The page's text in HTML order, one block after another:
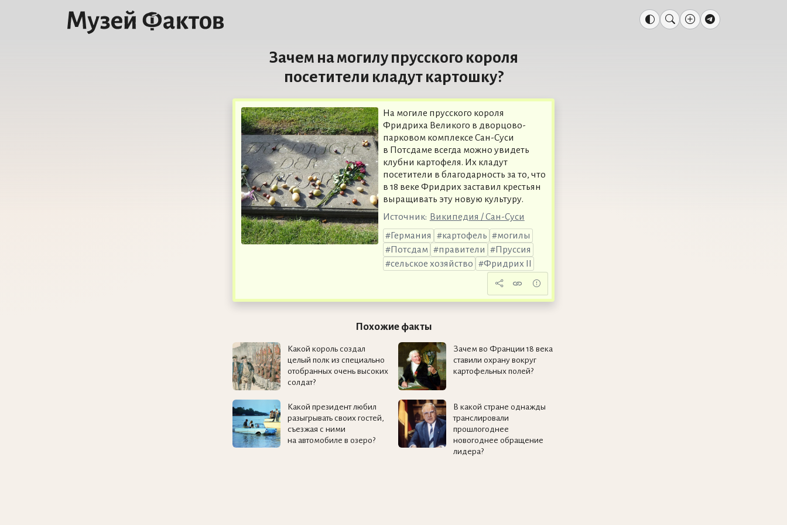
Зачем на могилу прусского короля
посетители кладут картошку?
На могиле прусского короля
Фридриха Великого в дворцово-
парковом комплексе Сан-Суси
в Потсдаме всегда можно увидеть
клубни картофеля. Их кладут
посетители в благодарность за то, что
в 18 веке Фридрих заставил крестьян
выращивать эту новую культуру.
Источник: Википедия / Сан-Суси
Германия
картофель
могилы
Потсдам
правители
Пруссия
сельское хозяйство
Фридрих II
Похожие факты
Какой король создал
целый полк из специально
отобранных очень высоких
солдат?
Зачем во Франции 18 века
ставили охрану вокруг
картофельных полей?
Какой президент любил
разыгрывать своих гостей,
съезжая с ними
на автомобиле в озеро?
В какой стране однажды
транслировали
прошлогоднее
новогоднее обращение
лидера?